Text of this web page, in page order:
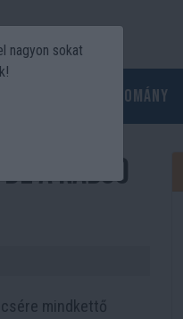
Tudomány
a Raboo
mindkettő
nagyon sokat